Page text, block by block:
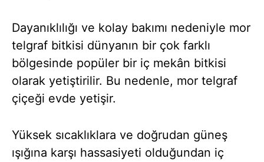
Dayanıklılığı ve kolay bakımı nedeniyle mor
telgraf bitkisi dünyanın bir çok farklı
bölgesinde popüler bir iç mekân bitkisi
olarak yetiştirilir. Bu nedenle, mor telgraf
çiçeği evde yetişir.
Yüksek sıcaklıklara ve doğrudan güneş
ışığına karşı hassasiyeti olduğundan iç